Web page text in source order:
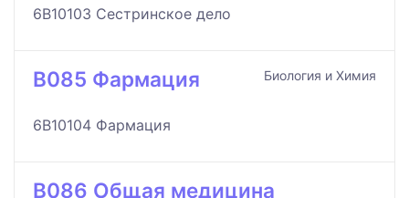
6B10103 Сестринское дело
B085 Фармация Биология и Химия
6B10104 Фармация
B086 Общая медицина